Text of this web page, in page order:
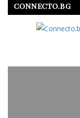
connecto.bg